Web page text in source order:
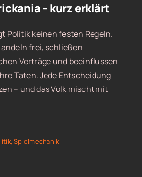
– kurz erklärt
Politik keinen festen Regeln.
frei, schließen
Verträge und beeinflussen
Taten. Jede Entscheidung
– und das Volk mischt mit
,Spielmechanik